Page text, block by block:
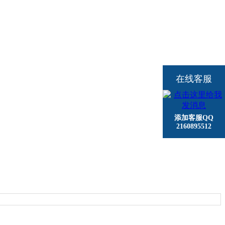
在线客服
添加客服QQ
2160895512